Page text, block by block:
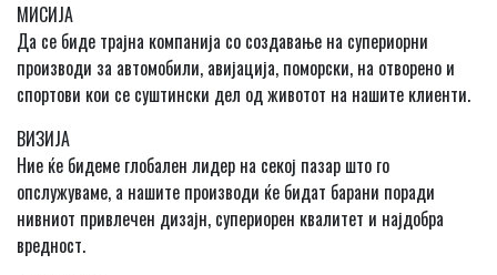
МИСИЈА
Да се биде трајна компанија со создавање на супериорни
производи за автомобили, авијација, поморски, на отворено и
спортови кои се суштински дел од животот на нашите клиенти.
ВИЗИЈА
Ние ќе бидеме глобален лидер на секој пазар што го
опслужуваме, а нашите производи ќе бидат барани поради
нивниот привлечен дизајн, супериорен квалитет и најдобра
вредност.